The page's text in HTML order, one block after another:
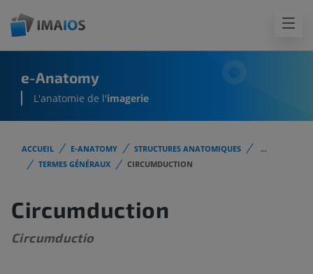
e-Anatomy
L'anatomie de l'imagerie
ACCUEIL E-ANATOMY STRUCTURES ANATOMIQUES
...
TERMES GÉNÉRAUX
CIRCUMDUCTION
Circumduction
Circumductio